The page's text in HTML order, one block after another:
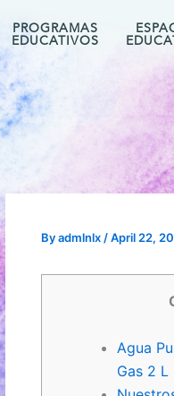
PROGRAMAS
EDUCATIVOS
Byadmlnlx /April 22,
Agua
Gas 2 L